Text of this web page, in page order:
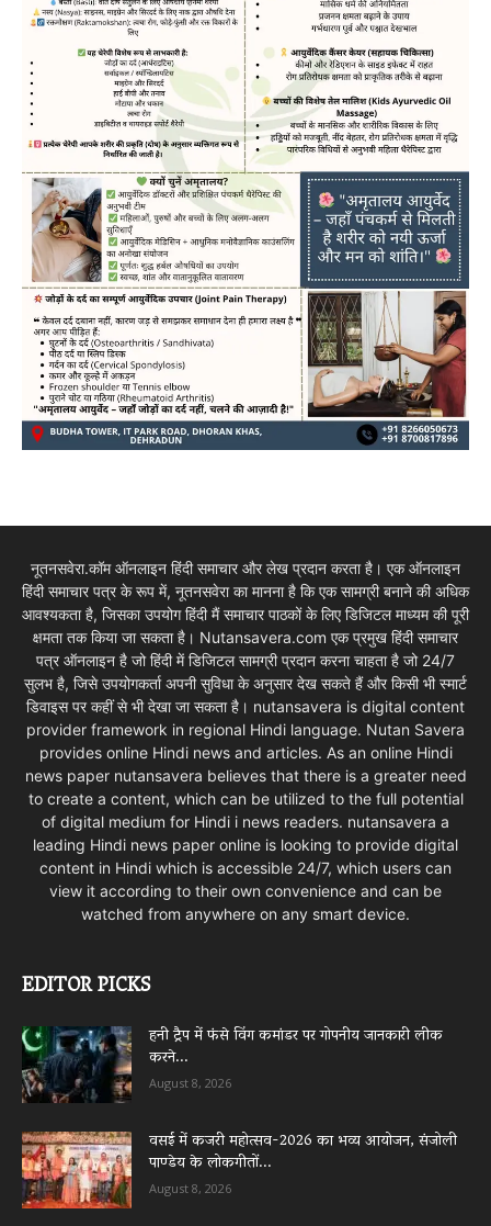
नूतनसवेरा.कॉम ऑनलाइन हिंदी समाचार और लेख प्रदान करता है। एक ऑनलाइन
हिंदी समाचार पत्र के रूप में, नूतनसवेरा का मानना है कि एक सामग्री बनाने की अधिक
आवश्यकता है, जिसका उपयोग हिंदी मैं समाचार पाठकों के लिए डिजिटल माध्यम की पूरी
क्षमता तक किया जा सकता है। Nutansavera.com एक प्रमुख हिंदी समाचार
पत्र ऑनलाइन है जो हिंदी में डिजिटल सामग्री प्रदान करना चाहता है जो 24/7
सुलभ है, जिसे उपयोगकर्ता अपनी सुविधा के अनुसार देख सकते हैं और किसी भी स्मार्ट
डिवाइस पर कहीं से भी देखा जा सकता है। nutansavera is digital content
provider framework in regional Hindi language. Nutan Savera
provides online Hindi news and articles. As an online Hindi
news paper nutansavera believes that there is a greater need
to create a content, which can be utilized to the full potential
of digital medium for Hindi i news readers. nutansavera a
leading Hindi news paper online is looking to provide digital
content in Hindi which is accessible 24/7, which users can
view it according to their own convenience and can be
watched from anywhere on any smart device.
EDITOR PICKS
हनी ट्रैप में फंसे विंग कमांडर पर गोपनीय जानकारी लीक
करने...
August 8, 2026
वसई में कजरी महोत्सव-2026 का भव्य आयोजन, संजोली
पाण्डेय के लोकगीतों...
August 8, 2026